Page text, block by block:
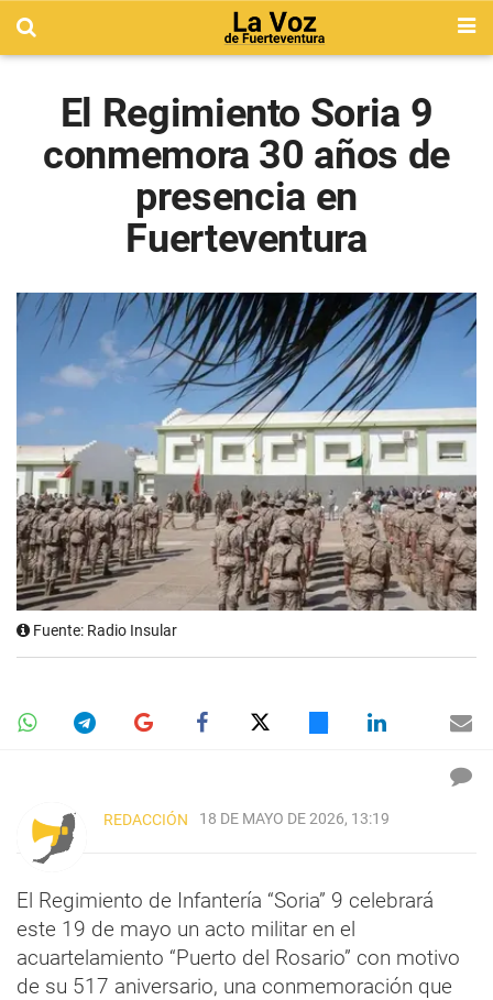
El Regimiento Soria 9
conmemora 30 años de
presencia en
Fuerteventura
Fuente: Radio Insular
REDACCIÓN 18 DE MAYO DE 2026, 13:19
El Regimiento de Infantería “Soria” 9 celebrará
este 19 de mayo un acto militar en el
acuartelamiento “Puerto del Rosario” con motivo
de su 517 aniversario, una conmemoración que